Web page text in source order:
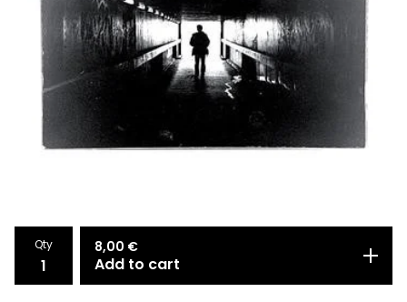
Qty 8,00 €
Add to cart